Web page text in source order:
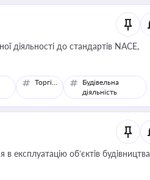
діяльності до стандартів NACE,
Торгівля
Будівельна
діяльність
експлуатацію об’єктів будівництва